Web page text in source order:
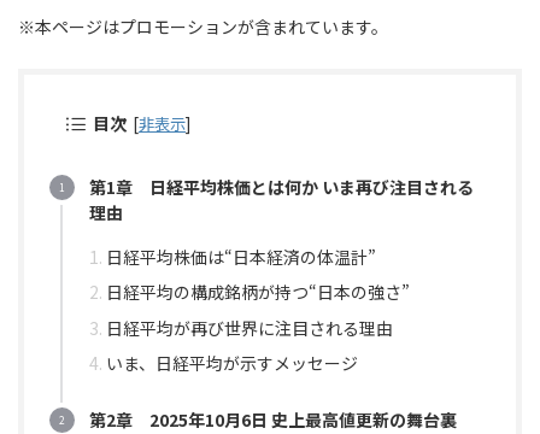
※本ページはプロモーションが含まれています。
目次 [非表示]
第1章 日経平均株価とは何か いま再び注目される
理由
日経平均株価は“日本経済の体温計”
日経平均の構成銘柄が持つ“日本の強さ”
日経平均が再び世界に注目される理由
いま、日経平均が示すメッセージ
第2章 2025年10月6日 史上最高値更新の舞台裏